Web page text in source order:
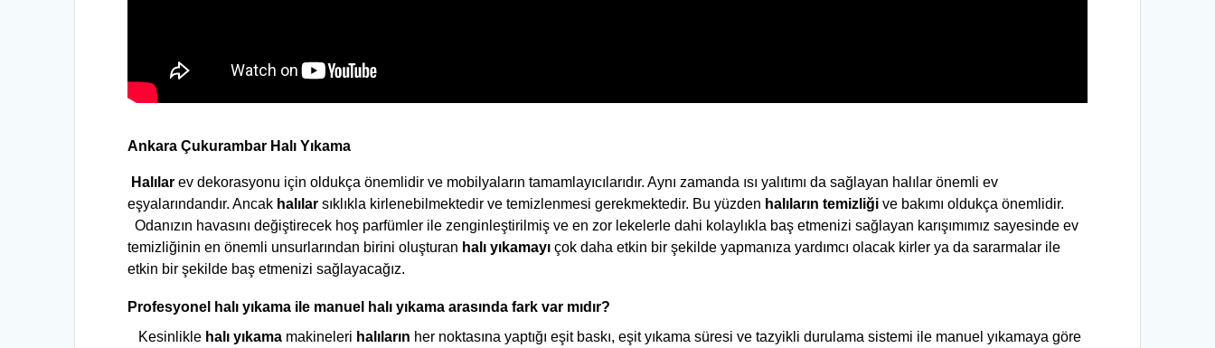
Ankara Çukurambar Halı Yıkama
Halılar ev dekorasyonu için oldukça önemlidir ve mobilyaların tamamlayıcılarıdır. Aynı zamanda ısı yalıtımı da sağlayan halılar önemli ev
eşyalarındandır. Ancak halılar sıklıkla kirlenebilmektedir ve temizlenmesi gerekmektedir. Bu yüzden halıların temizliği ve bakımı oldukça önemlidir.
Odanızın havasını değiştirecek hoş parfümler ile zenginleştirilmiş ve en zor lekelerle dahi kolaylıkla baş etmenizi sağlayan karışımımız sayesinde ev
temizliğinin en önemli unsurlarından birini oluşturan halı yıkamayı çok daha etkin bir şekilde yapmanıza yardımcı olacak kirler ya da sararmalar ile
etkin bir şekilde baş etmenizi sağlayacağız.
Profesyonel halı yıkama ile manuel halı yıkama arasında fark var mıdır?
Kesinlikle halı yıkama makineleri halıların her noktasına yaptığı eşit baskı, eşit yıkama süresi ve tazyikli durulama sistemi ile manuel yıkamaya göre